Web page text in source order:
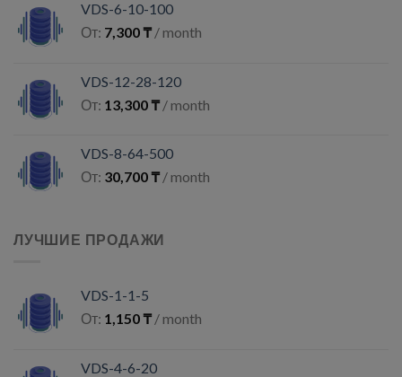
VDS-6-10-100
От: 7,300₸ / month
VDS-12-28-120
От: 13,300₸ / month
VDS-8-64-500
От: 30,700₸ / month
ЛУЧШИЕ ПРОДАЖИ
VDS-1-1-5
От: 1,150₸ / month
VDS-4-6-20